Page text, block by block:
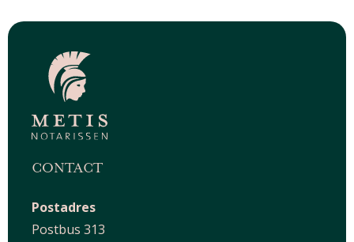
CONTACT
Postadres
Postbus 313